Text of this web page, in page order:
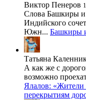
Виктор Пенеров
Слова Башкиры и
Индийского
Южн... Башкиры
Татьяна
А как же с
возможно
Ялалов: «Жители
перекрытиям